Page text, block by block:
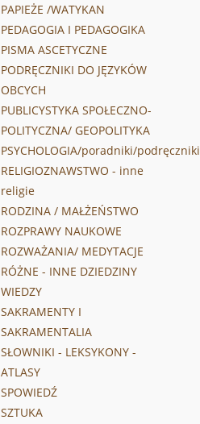
PAPIEŻE /WATYKAN
PEDAGOGIA I PEDAGOGIKA
PISMA ASCETYCZNE
PODRĘCZNIKI DO JĘZYKÓW
OBCYCH
PUBLICYSTYKA SPOŁECZNO-
POLITYCZNA/ GEOPOLITYKA
PSYCHOLOGIA/poradniki/podręczniki
RELIGIOZNAWSTWO - inne
religie
RODZINA / MAŁŻEŃSTWO
ROZPRAWY NAUKOWE
ROZWAŻANIA/ MEDYTACJE
RÓŻNE - INNE DZIEDZINY
WIEDZY
SAKRAMENTY I
SAKRAMENTALIA
SŁOWNIKI - LEKSYKONY -
ATLASY
SPOWIEDŹ
SZTUKA